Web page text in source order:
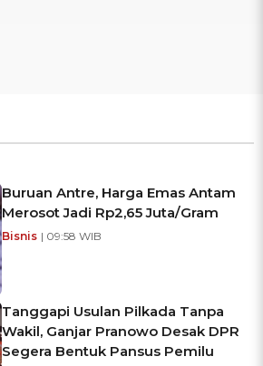
Buruan Antre, Harga Emas Antam
Merosot Jadi Rp2,65 Juta/Gram
Bisnis | 09:58 WIB
Tanggapi Usulan Pilkada Tanpa
Wakil, Ganjar Pranowo Desak DPR
Segera Bentuk Pansus Pemilu